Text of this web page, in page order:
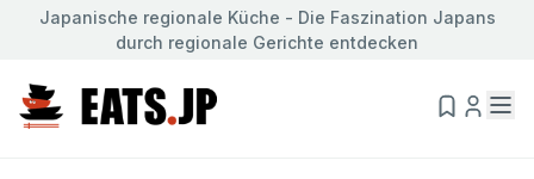
Japanische regionale Küche - Die Faszination Japans
durch regionale Gerichte entdecken